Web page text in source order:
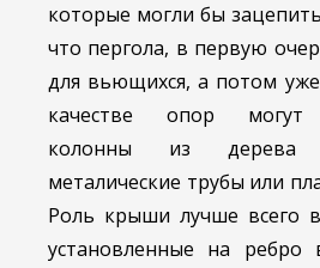
которые могли бы
что пергола, в первую
для вьющихся, а потом
качестве опор могут
колонны из дерева
металические трубы или
Роль крыши лучше всего
установленные на ребро